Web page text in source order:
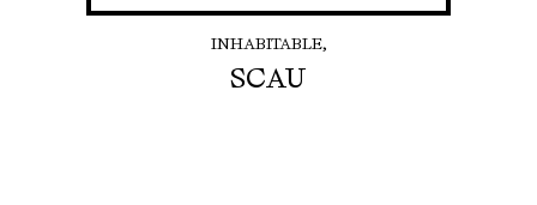
INHABITABLE,
SCAU